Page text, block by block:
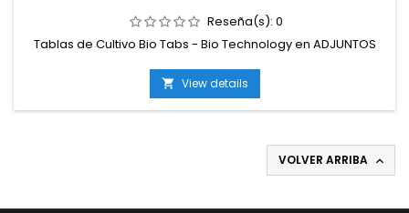
Reseña(s): 0
Tablas de Cultivo Bio Tabs - Bio Technology en ADJUNTOS
 View details
VOLVER ARRIBA 